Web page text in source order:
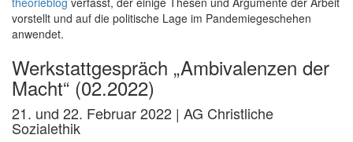
vorstellt und auf die politische Lage im Pandemiegeschehen
anwendet.
Werkstattgespräch „Ambivalenzen der
Macht“ (02.2022)
21. und 22. Februar 2022 | AG Christliche
Sozialethik